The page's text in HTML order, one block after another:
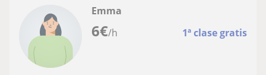
6€/h 1ª clase gratis
Emma